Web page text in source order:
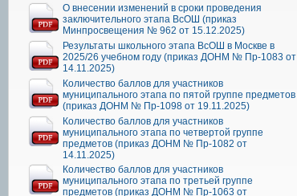
О внесении изменений в сроки проведения
заключительного этапа ВсОШ (приказ
Минпросвещения № 962 от 15.12.2025)
Результаты школьного этапа ВсОШ в Москве в
2025/26 учебном году (приказ ДОНМ № Пр-1083 от
14.11.2025)
Количество баллов для участников
муниципального этапа по пятой группе предметов
(приказ ДОНМ № Пр-1098 от 19.11.2025)
Количество баллов для участников
муниципального этапа по четвертой группе
предметов (приказ ДОНМ № Пр-1082 от
14.11.2025)
Количество баллов для участников
муниципального этапа по третьей группе
предметов (приказ ДОНМ № Пр-1063 от